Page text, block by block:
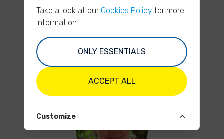
Koordinierung (alle Flüsse)
mirjam@rhinecleanup.org
Take a look at our Cookies Policy for more
information.
ONLY ESSENTIALS
ACCEPT ALL
Customize